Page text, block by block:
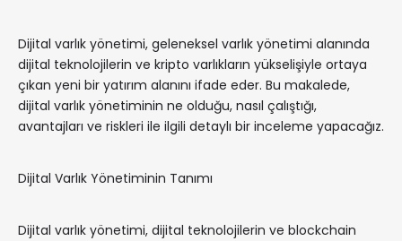
Dijital varlık yönetimi, geleneksel varlık yönetimi alanında
dijital teknolojilerin ve kripto varlıkların yükselişiyle ortaya
çıkan yeni bir yatırım alanını ifade eder. Bu makalede,
dijital varlık yönetiminin ne olduğu, nasıl çalıştığı,
avantajları ve riskleri ile ilgili detaylı bir inceleme yapacağız.
Dijital Varlık Yönetiminin Tanımı
Dijital varlık yönetimi, dijital teknolojilerin ve blockchain